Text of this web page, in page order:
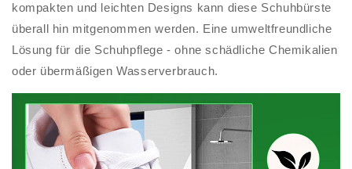
kompakten und leichten Designs kann diese Schuhbürste
überall hin mitgenommen werden. Eine umweltfreundliche
Lösung für die Schuhpflege - ohne schädliche Chemikalien
oder übermäßigen Wasserverbrauch.